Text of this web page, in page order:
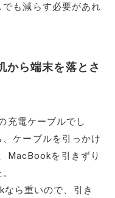
も減らす必要があれ
から端末を落とさ
充電ケーブルでし
ケーブルを引っかけ
MacBookを引きずり
ら重いので、引き